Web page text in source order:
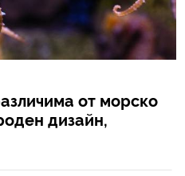
от морско
дизайн,